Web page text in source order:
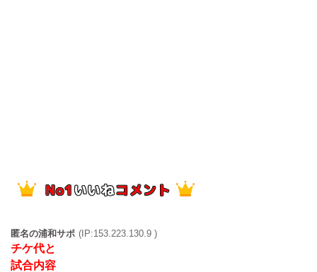
匿名の浦和サポ (IP:153.223.130.9 )
チケ代と
試合内容